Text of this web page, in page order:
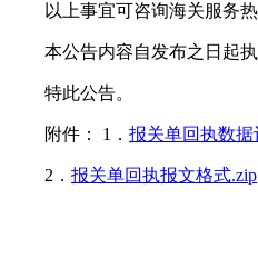
以上事宜可咨询海关服务热
本公告内容自发布之日起执
特此公告。
附件： 1． 报关单回执数据
2． 报关单回执报文格式.zip